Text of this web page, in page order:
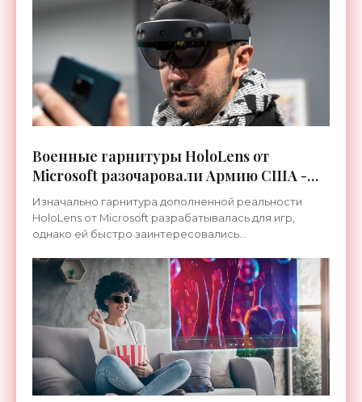
Военные гарнитуры HoloLens от
Microsoft разочаровали Армию США -
«Гаджеты»
Изначально гарнитура дополненной реальности
HoloLens от Microsoft разрабатывалась для игр,
однако ей быстро заинтересовались...